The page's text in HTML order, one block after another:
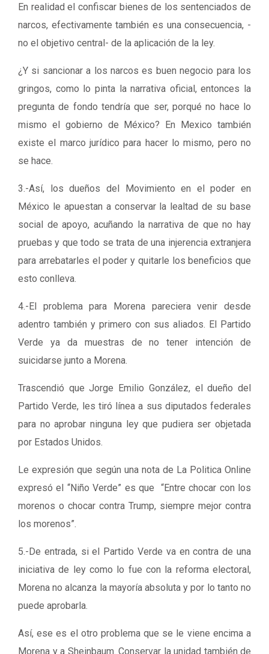
En realidad el confiscar bienes de los sentenciados de
narcos, efectivamente también es una consecuencia, -
no el objetivo central- de la aplicación de la ley.
¿Y si sancionar a los narcos es buen negocio para los
gringos, como lo pinta la narrativa oficial, entonces la
pregunta de fondo tendría que ser, porqué no hace lo
mismo el gobierno de México? En Mexico también
existe el marco jurídico para hacer lo mismo, pero no
se hace.
3.-Así, los dueños del Movimiento en el poder en
México le apuestan a conservar la lealtad de su base
social de apoyo, acuñando la narrativa de que no hay
pruebas y que todo se trata de una injerencia extranjera
para arrebatarles el poder y quitarle los beneficios que
esto conlleva.
4.-El problema para Morena pareciera venir desde
adentro también y primero con sus aliados. El Partido
Verde ya da muestras de no tener intención de
suicidarse junto a Morena.
Trascendió que Jorge Emilio González, el dueño del
Partido Verde, les tiró línea a sus diputados federales
para no aprobar ninguna ley que pudiera ser objetada
por Estados Unidos.
Le expresión que según una nota de La Politica Online
expresó el “Niño Verde” es que “Entre chocar con los
morenos o chocar contra Trump, siempre mejor contra
los morenos”.
5.-De entrada, si el Partido Verde va en contra de una
iniciativa de ley como lo fue con la reforma electoral,
Morena no alcanza la mayoría absoluta y por lo tanto no
puede aprobarla.
Así, ese es el otro problema que se le viene encima a
Morena y a Sheinbaum. Conservar la unidad también de